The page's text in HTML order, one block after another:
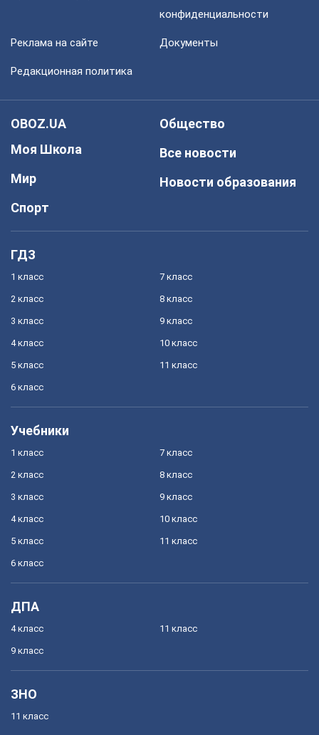
конфиденциальности
Реклама на сайте Документы
Редакционная политика
OBOZ.UA
Моя Школа
Мир
Спорт
Общество
Все новости
Новости образования
ГДЗ
1 класс
2 класс
3 класс
4 класс
5 класс
6 класс
7 класс
8 класс
9 класс
10 класс
11 класс
Учебники
1 класс
2 класс
3 класс
4 класс
5 класс
6 класс
7 класс
8 класс
9 класс
10 класс
11 класс
ДПА
4 класс
9 класс
11 класс
ЗНО
11 класс